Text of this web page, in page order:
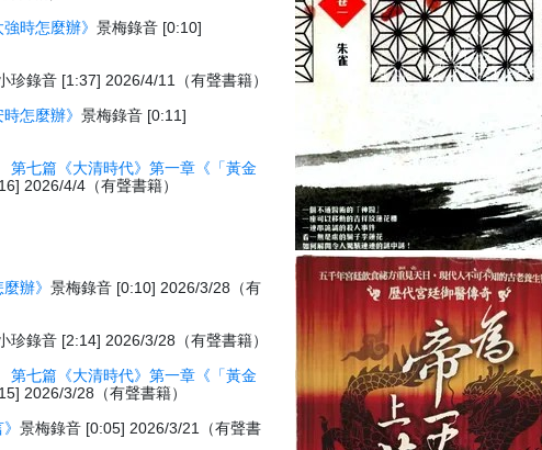
強時怎麼辦》景梅錄音 [0:10]
珍錄音 [1:37] 2026/4/11（有聲書籍）
時怎麼辦》景梅錄音 [0:11]
第七篇《大清時代》第一章《「黃金
2026/4/4（有聲書籍）
麼辦》景梅錄音 [0:10] 2026/3/28（有
珍錄音 [2:14] 2026/3/28（有聲書籍）
第七篇《大清時代》第一章《「黃金
2026/3/28（有聲書籍）
》景梅錄音 [0:05] 2026/3/21（有聲書